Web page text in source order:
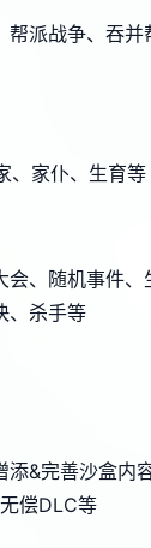
帮派战争、吞并
、家仆、生育等
会、随机事件、
、杀手等
添&完善沙盒内
偿DLC等